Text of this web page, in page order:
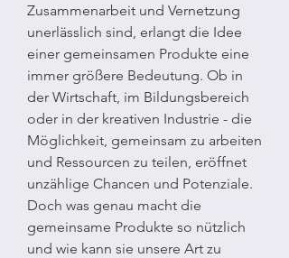
Zusammenarbeit und Vernetzung
unerlässlich sind, erlangt die Idee
einer gemeinsamen Produkte eine
immer größere Bedeutung. Ob in
der Wirtschaft, im Bildungsbereich
oder in der kreativen Industrie - die
Möglichkeit, gemeinsam zu arbeiten
und Ressourcen zu teilen, eröffnet
unzählige Chancen und Potenziale.
Doch was genau macht die
gemeinsame Produkte so nützlich
und wie kann sie unsere Art zu